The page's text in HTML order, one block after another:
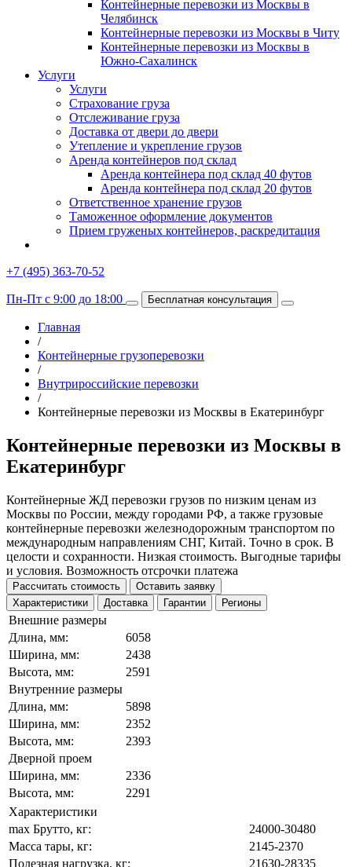
Контейнерные перевозки из Москвы в
Челябинск
Контейнерные перевозки из Москвы в Читу
Контейнерные перевозки из Москвы в
Южно-Сахалинск
Услуги
Услуги
Страхование груза
Отслеживание груза
Доставка от двери до двери
Утепление и укрепление грузов
Аренда контейнеров под склад
Аренда контейнера под склад 40 футов
Аренда контейнера под склад 20 футов
Ответственное хранение грузов
Таможенное оформление документов
Прием груженых контейнеров, раскредитация
+7 (495) 363-70-52
Пн-Пт с 9:00 до 18:00 Бесплатная консультация
Главная
/
Контейнерные грузоперевозки
/
Внутрироссийские перевозки
/
Контейнерные перевозки из Москвы в Екатеринбург
Контейнерные перевозки из Москвы в
Екатеринбург
Контейнерные ЖД перевозки грузов по низким ценам из
Москвы по России, между городами РФ, а также грузовые
контейнерные перевозки железнодорожным транспортом по
международным направлениям СНГ, Китай. Точно в срок. В
целости и сохранности. Низкая стоимость. Выгодные тарифы
и условия. Возможность отсрочки платежа
Рассчитать стоимость
Оставить заявку
Характеристики
Доставка Гарантии Регионы
Внешние размеры
Длина, мм:
6058
Ширина, мм:
2438
Высота, мм:
2591
Внутренние размеры
Длина, мм:
5898
Ширина, мм:
2352
Высота, мм:
2393
Дверной проем
Ширина, мм:
2336
Высота, мм:
2291
Характеристики
max Брутто, кг:
24000-30480
Масса тары, кг:
2145-2370
Полезная нагрузка, кг:
21630-28335